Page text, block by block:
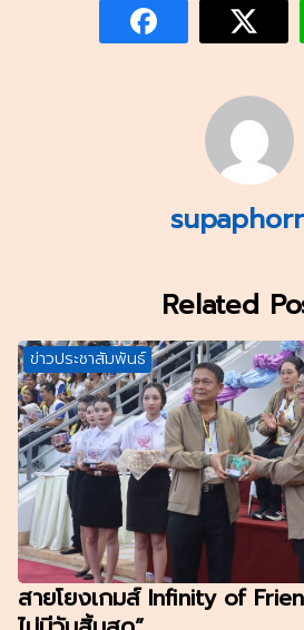
Related
ข่าวประชาสัมพันธ์
สายโยงเกมส์ Infinity of